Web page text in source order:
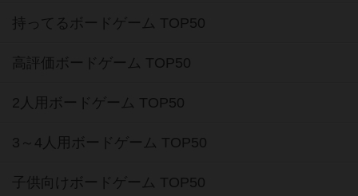
持ってるボードゲーム TOP50
高評価ボードゲーム TOP50
2人用ボードゲーム TOP50
3～4人用ボードゲーム TOP50
子供向けボードゲーム TOP50